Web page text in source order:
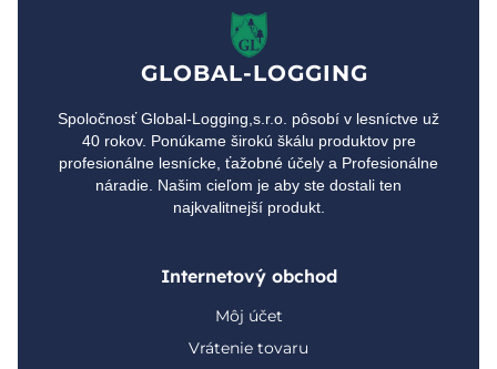
GLOBAL-LOGGING
Spoločnosť Global-Logging,s.r.o. pôsobí v lesníctve už
40 rokov. Ponúkame širokú škálu produktov pre
profesionálne lesnícke, ťažobné účely a Profesionálne
náradie. Našim cieľom je aby ste dostali ten
najkvalitnejší produkt.
Internetový obchod
Môj účet
Vrátenie tovaru